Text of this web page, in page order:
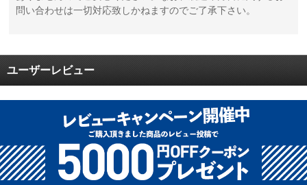
問い合わせは一切対応致しかねますのでご了承下さい。
ユーザーレビュー